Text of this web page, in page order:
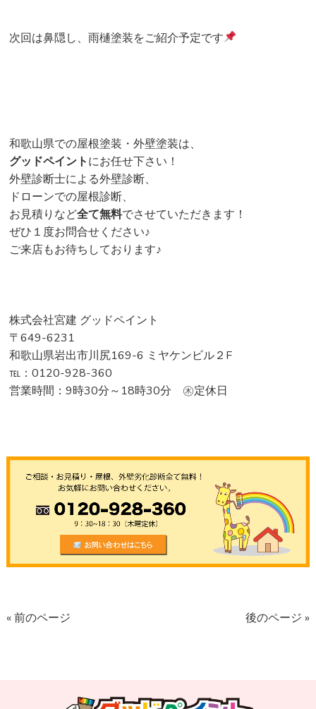
次回は鼻隠し、雨樋塗装をご紹介予定です
和歌山県での屋根塗装・外壁塗装は、
グッドペイントにお任せ下さい！
外壁診断士による外壁診断、
ドローンでの屋根診断、
お見積りなど全て無料でさせていただきます！
ぜひ１度お問合せください♪
ご来店もお待ちしております♪
株式会社宮建 グッドペイント
〒649-6231
和歌山県岩出市川尻169-6 ミヤケンビル２F
℡：0120-928-360
営業時間：9時30分～18時30分 ㊍定休日
« 前のページ 後のページ »